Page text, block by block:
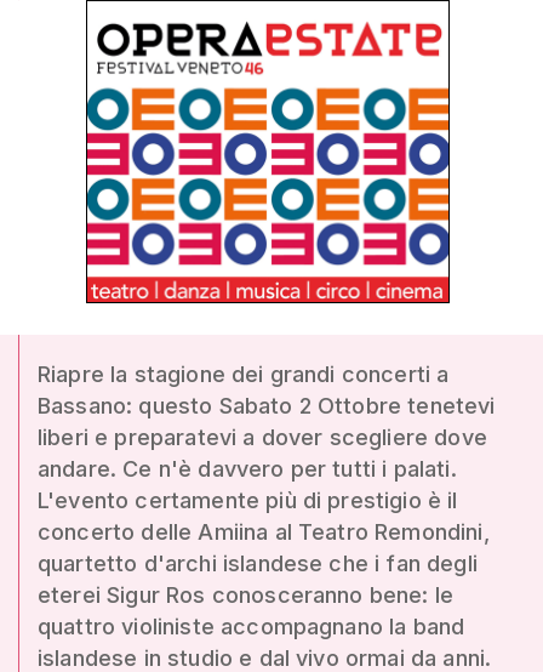
Riapre la stagione dei grandi concerti a
Bassano: questo Sabato 2 Ottobre tenetevi
liberi e preparatevi a dover scegliere dove
andare. Ce n'è davvero per tutti i palati.
L'evento certamente più di prestigio è il
concerto delle Amiina al Teatro Remondini,
quartetto d'archi islandese che i fan degli
eterei Sigur Ros conosceranno bene: le
quattro violiniste accompagnano la band
islandese in studio e dal vivo ormai da anni.